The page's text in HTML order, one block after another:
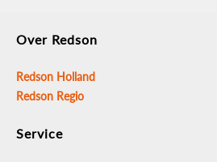
Over Redson
Redson Holland
Redson Regio
Service